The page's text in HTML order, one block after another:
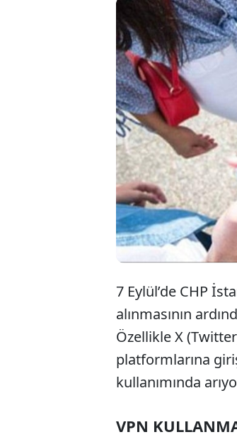
VPN
7 Eylül’de CHP
alınmasının
Özellikle X
platformlarına
kullanımında
VPN